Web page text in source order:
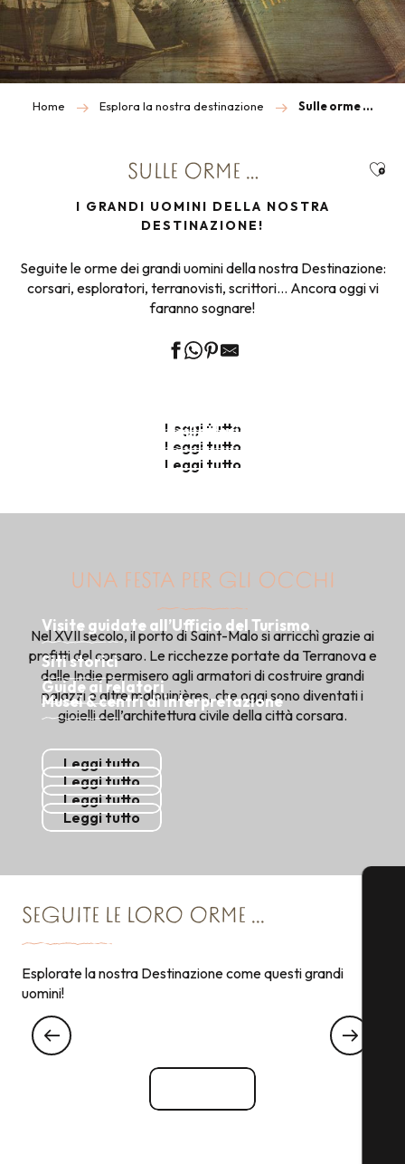
Home Esplora la nostra destinazione Sulle orme …
SULLE ORME …
I GRANDI UOMINI DELLA NOSTRA
DESTINAZIONE!
Seguite le orme dei grandi uomini della nostra Destinazione:
corsari, esploratori, terranovisti, scrittori… Ancora oggi vi
faranno sognare!
"COMBATTERE PER I ROY
Leggi tutto
Leggi tutto
Leggi tutto
dei lettori
UNA FESTA PER GLI OCCHI
Nel XVII secolo, il porto di Saint-Malo si arricchì grazie ai
profitti del corsaro. Le ricchezze portate da Terranova e
dalle Indie permisero agli armatori di costruire grandi
palazzi e altre malouinières, che oggi sono diventati i
gioielli dell’architettura civile della città corsara.
Visite guidate all’Ufficio del Turismo
Leggi tutto
Guide ai relatori
Leggi tutto
Siti storici
Leggi tutto
Musei & centri di interpretazione
Leggi tutto
SEGUITE LE LORO ORME ...
Esplorate la nostra Destinazione come questi grandi
uomini!
Aria fresca